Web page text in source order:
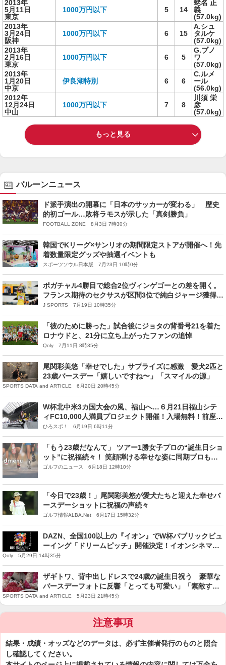
2013年
5月11日
東京
1000万円以下 5 14
蛯名 正
義
(57.0kg)
2013年
3月24日
阪神
1000万円以下 6 15
A.シュ
タルケ
(57.0kg)
2013年
2月16日
東京
1000万円以下 6 5
G.ブノ
ワ
(57.0kg)
2013年
1月20日
中京
伊良湖特別 6 6
C.ルメ
ール
(56.0kg)
2012年
12月24日
中山
1000万円以下 7 8
川須 栄
彦
(57.0kg)
もっと見る
バルーンニュース
ド派手演出の開幕に「日本のサッカーが変わる」 歴史
的初ゴール…敗将ラモスが示した「真剣勝負」
FOOTBALL ZONE 8月3日 7時30分
韓国でKリーグ×サンリオの期間限定ストアが開催へ！先
着数量限定グッズや抽選イベントも
スポーツソウル日本版 7月23日 10時0分
ポガチャル4勝目で総合2位ヴィンゲゴーとの差を開く。
フランス期待のセクサスが区間3位で純白ジャージ獲得｜
ツール・ド・フランス2026 レースレポート：第14ステ
ージ
J SPORTS 7月19日 10時35分
「彼のために勝った」試合後にジョタの背番号21を着た
ロナウドと、21分に立ち上がったファンの追悼
Qoly 7月11日 8時35分
尾関彩美悠「幸せでした」サプライズに感激 愛犬2匹と
23歳バースデー「嬉しいですね〜」「スマイルの源」
SPORTS DATA and ARTICLE 6月20日 20時45分
W杯北中米3カ国大会の風、福山へ…６月21日福山シテ
ィFC10,000人満員プロジェクト開催！入場無料！前座試
合＋中国サッカーリーグ第11節＋ vsチュニジア代表戦
PV
ひろスポ！ 6月19日 6時11分
「もう23歳だなんて」 ツアー1勝女子プロの“誕生日ショ
ット”に祝福続々！ 笑顔弾ける幸せな姿に同期プロもコ
メント寄せる
ゴルフのニュース 6月18日 12時10分
「今日で23歳！」尾関彩美悠が愛犬たちと迎えた幸せバ
ースデーショットに祝福の声続々
ゴルフ情報ALBA.Net 6月17日 15時32分
DAZN、全国100以上の『イオン』でW杯パブリックビュ
ーイング「ドリームピッチ」開催決定！イオンシネマ以
外は無料
Qoly 5月29日 14時35分
ザギトワ、背中出しドレスで24歳の誕生日祝う 豪華な
バースデーフォトに反響「とっても可愛い」「素敵すぎ
ます」
SPORTS DATA and ARTICLE 5月23日 21時45分
注意事項
結果・成績・オッズなどのデータは、必ず主催者発行のものと照合
し確認してください。